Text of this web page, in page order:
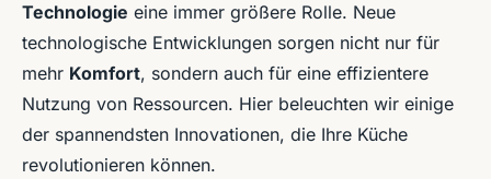
Technologie eine immer größere Rolle. Neue
technologische Entwicklungen sorgen nicht nur für
mehr Komfort, sondern auch für eine effizientere
Nutzung von Ressourcen. Hier beleuchten wir einige
der spannendsten Innovationen, die Ihre Küche
revolutionieren können.